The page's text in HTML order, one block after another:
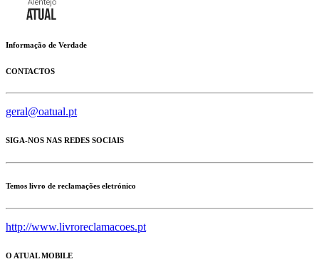
Informação de Verdade
CONTACTOS
geral@oatual.pt
SIGA-NOS NAS REDES SOCIAIS
Temos livro de reclamações eletrónico
http://www.livroreclamacoes.pt
O ATUAL MOBILE